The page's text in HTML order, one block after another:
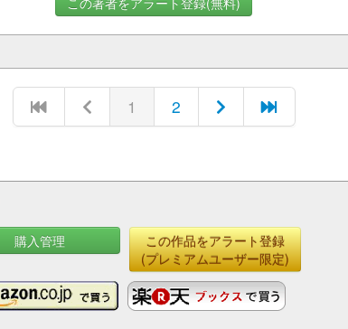
1 2
購入管理
この作品をアラート登録
(プレミアムユーザー限定)